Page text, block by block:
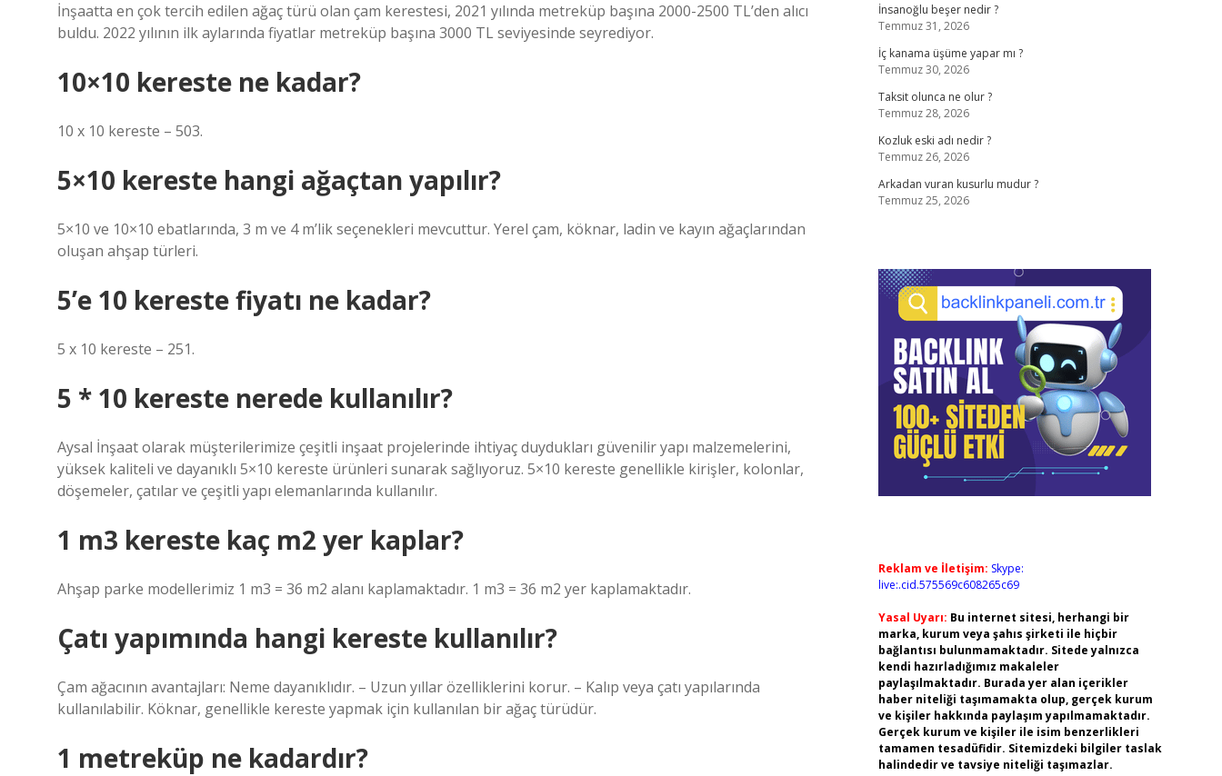
İnşaatta en çok tercih edilen ağaç türü olan çam kerestesi, 2021 yılında metreküp başına 2000-2500 TL’den alıcı
buldu. 2022 yılının ilk aylarında fiyatlar metreküp başına 3000 TL seviyesinde seyrediyor.
10×10 kereste ne kadar?
10 x 10 kereste – 503.
5×10 kereste hangi ağaçtan yapılır?
5×10 ve 10×10 ebatlarında, 3 m ve 4 m’lik seçenekleri mevcuttur. Yerel çam, köknar, ladin ve kayın ağaçlarından
oluşan ahşap türleri.
5’e 10 kereste fiyatı ne kadar?
5 x 10 kereste – 251.
5 * 10 kereste nerede kullanılır?
Aysal İnşaat olarak müşterilerimize çeşitli inşaat projelerinde ihtiyaç duydukları güvenilir yapı malzemelerini,
yüksek kaliteli ve dayanıklı 5×10 kereste ürünleri sunarak sağlıyoruz. 5×10 kereste genellikle kirişler, kolonlar,
döşemeler, çatılar ve çeşitli yapı elemanlarında kullanılır.
1 m3 kereste kaç m2 yer kaplar?
Ahşap parke modellerimiz 1 m3 = 36 m2 alanı kaplamaktadır. 1 m3 = 36 m2 yer kaplamaktadır.
Çatı yapımında hangi kereste kullanılır?
Çam ağacının avantajları: Neme dayanıklıdır. – Uzun yıllar özelliklerini korur. – Kalıp veya çatı yapılarında
kullanılabilir. Köknar, genellikle kereste yapmak için kullanılan bir ağaç türüdür.
1 metreküp ne kadardır?
İnsanoğlu beşer nedir ?
Temmuz 31, 2026
İç kanama üşüme yapar mı ?
Temmuz 30, 2026
Taksit olunca ne olur ?
Temmuz 28, 2026
Kozluk eski adı nedir ?
Temmuz 26, 2026
Arkadan vuran kusurlu mudur ?
Temmuz 25, 2026
Reklam ve İletişim: Skype:
live:.cid.575569c608265c69
Yasal Uyarı: Bu internet sitesi, herhangi bir
marka, kurum veya şahıs şirketi ile hiçbir
bağlantısı bulunmamaktadır. Sitede yalnızca
kendi hazırladığımız makaleler
paylaşılmaktadır. Burada yer alan içerikler
haber niteliği taşımamakta olup, gerçek kurum
ve kişiler hakkında paylaşım yapılmamaktadır.
Gerçek kurum ve kişiler ile isim benzerlikleri
tamamen tesadüfidir. Sitemizdeki bilgiler taslak
halindedir ve tavsiye niteliği taşımazlar.